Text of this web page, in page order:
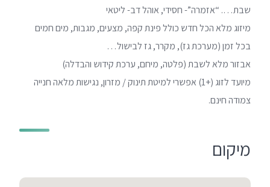
שבת…. “אזמרה”- חסידי, אוהל דב- ליטאי
מיזוג מלא הכל חדש כולל פינת קפה, מצעים, מגבות, מים חמים
בכל זמן (מערכת גז), מקרר, גז לבישול…
אבזור מלא לשבת (פלטה, מיחם, ערכת קידוש והבדלה)
מיועד לזוג (+1) אפשרי למיטת תינוק / מזרון, נגישות מלאה חנייה
צמודה חינם.
מיקום